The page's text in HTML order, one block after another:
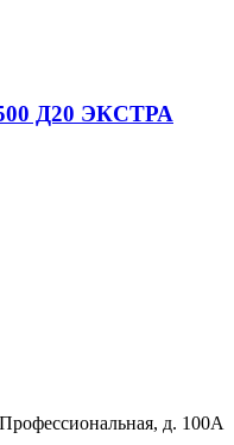
Д20 ЭКСТРА
д. 100А